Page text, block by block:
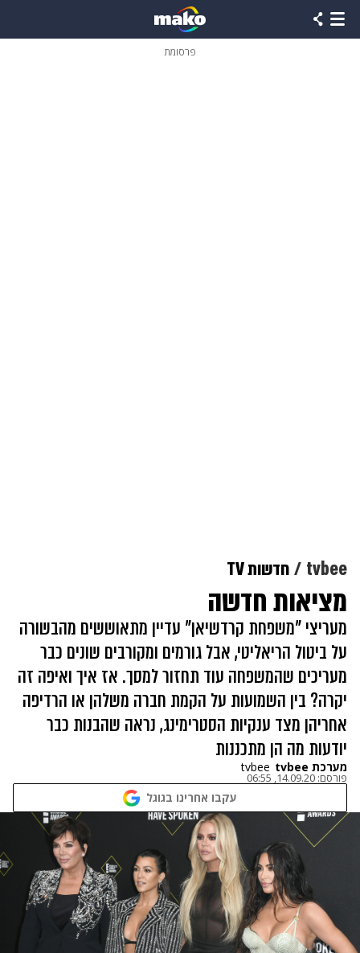
פרסומת
tvbee חדשות TV
מציאות חדשה
מעריצי "משפחת קרדשיאן" עדיין מתאוששים מהבשורה
על ביטול הריאליטי, אבל גורמים ומקורבים שונים כבר
מעריכים שהמשפחה עוד תחזור למסך. אז איך ואיפה זה
יקרה? בין השמועות על הקמת חברה משלהן או הרדיפה
אחריהן מצד ענקיות הסטרימינג, נראה שהבנות כבר
יודעות מה הן מתכננות
מערכת tvbee tvbee
פורסם: 14.09.20, 06:55
עקבו אחרינו בגוגל